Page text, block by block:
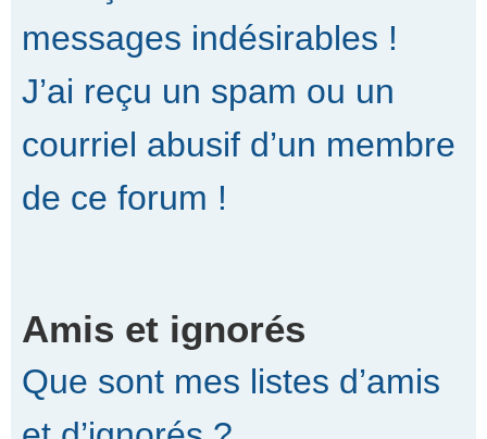
messages indésirables !
J’ai reçu un spam ou un
courriel abusif d’un membre
de ce forum !
Amis et ignorés
Que sont mes listes d’amis